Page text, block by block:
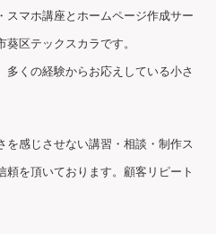
マホ講座とホームページ作成サー
区テックスカラです。
くの経験からお応えしている小さ
感じさせない講習・相談・制作ス
を頂いております。顧客リピート